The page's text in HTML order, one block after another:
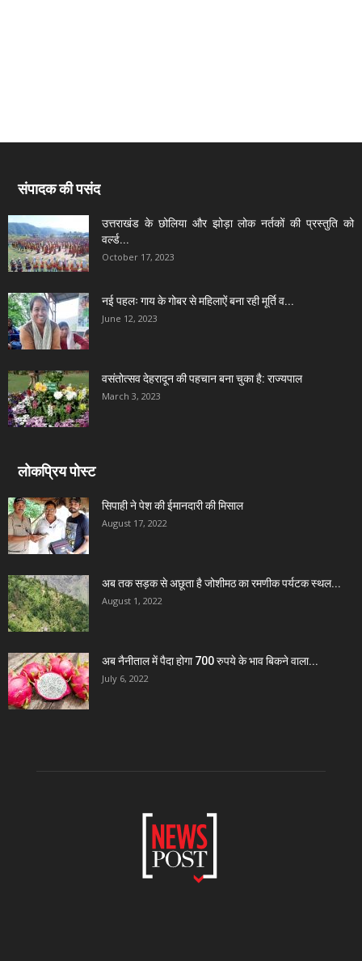
संपादक की पसंद
उत्तराखंड के छोलिया और झोड़ा लोक नर्तकों की प्रस्तुति को
वर्ल्ड...
October 17, 2023
नई पहलः गाय के गोबर से महिलाऐं बना रही मूर्ति व...
June 12, 2023
वसंतोत्सव देहरादून की पहचान बना चुका है: राज्यपाल
March 3, 2023
लोकप्रिय पोस्ट
सिपाही ने पेश की ईमानदारी की मिसाल
August 17, 2022
अब तक सड़क से अछूता है जोशीमठ का रमणीक पर्यटक स्थल...
August 1, 2022
अब नैनीताल में पैदा होगा 700 रुपये के भाव बिकने वाला...
July 6, 2022